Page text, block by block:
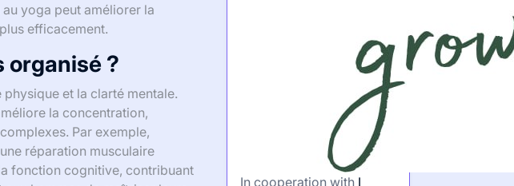
yoga peut améliorer la
efficacement.
organisé ?
et la clarté mentale.
la concentration,
Par exemple,
réparation musculaire
fonction cognitive, contribuant
In cooperation with I